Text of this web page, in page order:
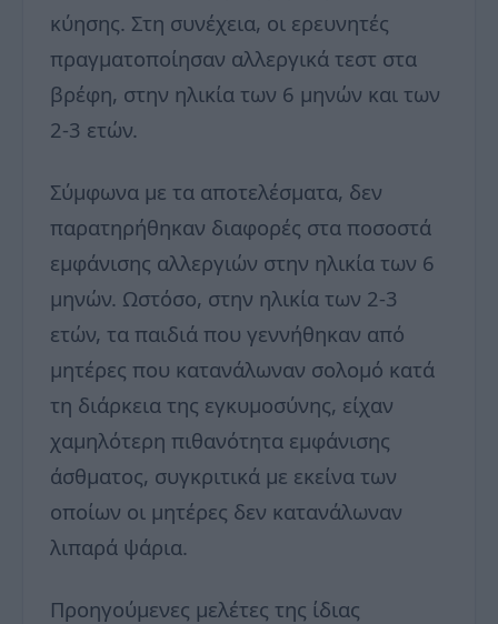
κύησης. Στη συνέχεια, οι ερευνητές
πραγματοποίησαν αλλεργικά τεστ στα
βρέφη, στην ηλικία των 6 μηνών και των
2-3 ετών.
Σύμφωνα με τα αποτελέσματα, δεν
παρατηρήθηκαν διαφορές στα ποσοστά
εμφάνισης αλλεργιών στην ηλικία των 6
μηνών. Ωστόσο, στην ηλικία των 2-3
ετών, τα παιδιά που γεννήθηκαν από
μητέρες που κατανάλωναν σολομό κατά
τη διάρκεια της εγκυμοσύνης, είχαν
χαμηλότερη πιθανότητα εμφάνισης
άσθματος, συγκριτικά με εκείνα των
οποίων οι μητέρες δεν κατανάλωναν
λιπαρά ψάρια.
Προηγούμενες μελέτες της ίδιας